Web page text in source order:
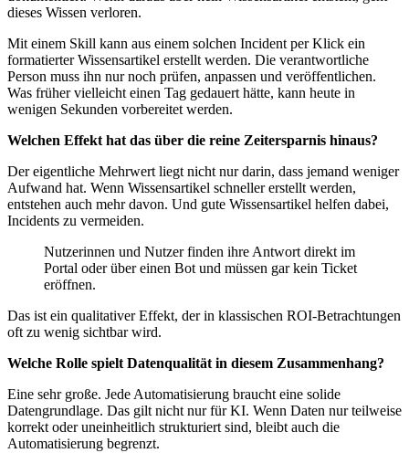
dieses Wissen verloren.
Mit einem Skill kann aus einem solchen Incident per Klick ein
formatierter Wissensartikel erstellt werden. Die verantwortliche
Person muss ihn nur noch prüfen, anpassen und veröffentlichen.
Was früher vielleicht einen Tag gedauert hätte, kann heute in
wenigen Sekunden vorbereitet werden.
Welchen Effekt hat das über die reine Zeitersparnis hinaus?
Der eigentliche Mehrwert liegt nicht nur darin, dass jemand weniger
Aufwand hat. Wenn Wissensartikel schneller erstellt werden,
entstehen auch mehr davon. Und gute Wissensartikel helfen dabei,
Incidents zu vermeiden.
Nutzerinnen und Nutzer finden ihre Antwort direkt im
Portal oder über einen Bot und müssen gar kein Ticket
eröffnen.
Das ist ein qualitativer Effekt, der in klassischen ROI-Betrachtungen
oft zu wenig sichtbar wird.
Welche Rolle spielt Datenqualität in diesem Zusammenhang?
Eine sehr große. Jede Automatisierung braucht eine solide
Datengrundlage. Das gilt nicht nur für KI. Wenn Daten nur teilweise
korrekt oder uneinheitlich strukturiert sind, bleibt auch die
Automatisierung begrenzt.